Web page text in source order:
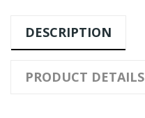
DESCRIPTION
PRODUCT DETAILS